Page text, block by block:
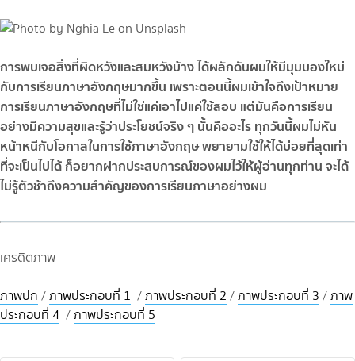
การพบเจอสิ่งที่ผิดหวังและสมหวังบ้าง ได้ผลักดันผมให้มีมุมมองใหม่
กับการเรียนภาษาอังกฤษมากขึ้น เพราะตอนนี้ผมเข้าใจถึงเป้าหมาย
การเรียนภาษาอังกฤษที่ไม่ใช่แค่เอาไปแค่ใช้สอบ แต่มันคือการเรียน
อย่างมีความสุขและรู้ว่าประโยชน์จริง ๆ นั้นคืออะไร ทุกวันนี้ผมไม่หัน
หน้าหนีกับโอกาสในการใช้ภาษาอังกฤษ พยายามใช้ให้ได้บ่อยที่สุดเท่า
ที่จะเป็นไปได้ ก็อยากฝากประสบการณ์ของผมไว้ให้ผู้อ่านทุกท่าน จะได้
ไม่รู้ตัวช้าถึงความสำคัญของการเรียนภาษาอย่างผม
เครดิตภาพ
ภาพปก /ภาพประกอบที่ 1 /ภาพประกอบที่ 2 /ภาพประกอบที่ 3 /ภาพ
ประกอบที่ 4 /ภาพประกอบที่ 5